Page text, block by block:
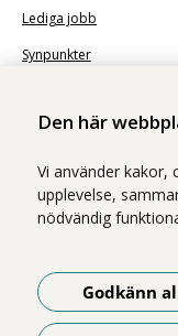
Den här
Vi använder
upplevelse,
nödvändig
Godkänn
Lediga jobb
Synpunkter
Samtliga bilder på
annat namn anges.